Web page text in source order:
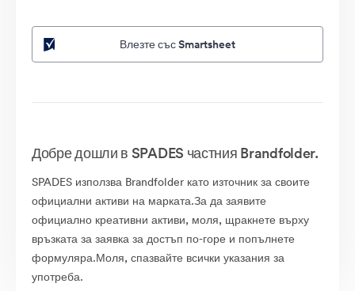
Влезте със Smartsheet
Добре дошли в SPADES частния Brandfolder.
SPADES използва Brandfolder като източник за своите
официални активи на марката.За да заявите
официално креативни активи, моля, щракнете върху
връзката за заявка за достъп по-горе и попълнете
формуляра.Моля, спазвайте всички указания за
употреба.